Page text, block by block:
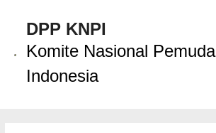
kontenDPP KNPI
Komite Nasional Pemuda
Indonesia